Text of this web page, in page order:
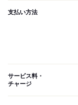
支払い方法
サービス料・
チャージ